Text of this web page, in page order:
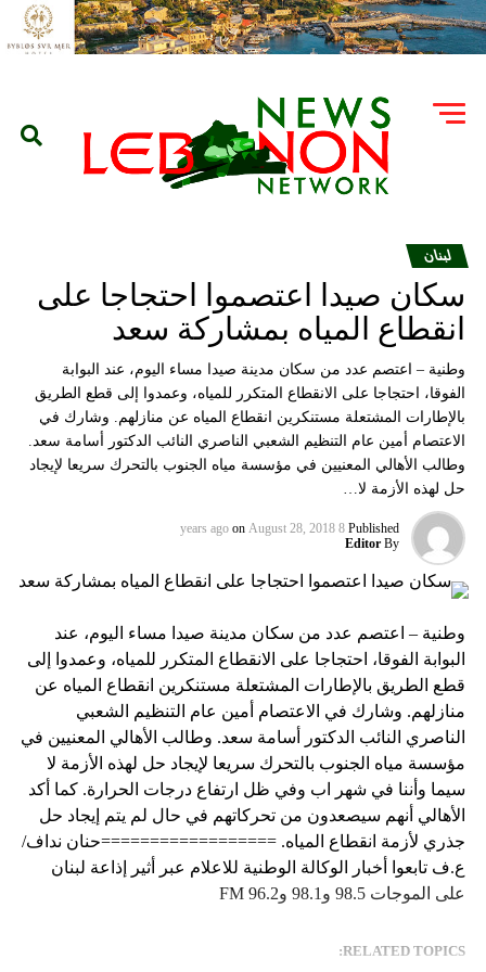
لبنان
سكان صيدا اعتصموا احتجاجا على
انقطاع المياه بمشاركة سعد
وطنية – اعتصم عدد من سكان مدينة صيدا مساء اليوم، عند البوابة
الفوقا، احتجاجا على الانقطاع المتكرر للمياه، وعمدوا إلى قطع الطريق
بالإطارات المشتعلة مستنكرين انقطاع المياه عن منازلهم. وشارك في
الاعتصام أمين عام التنظيم الشعبي الناصري النائب الدكتور أسامة سعد.
وطالب الأهالي المعنيين في مؤسسة مياه الجنوب بالتحرك سريعا لإيجاد
حل لهذه الأزمة لا…
Published
8 years ago
on August 28, 2018
By
Editor
وطنية – اعتصم عدد من سكان مدينة صيدا مساء اليوم، عند
البوابة الفوقا، احتجاجا على الانقطاع المتكرر للمياه، وعمدوا إلى
قطع الطريق بالإطارات المشتعلة مستنكرين انقطاع المياه عن
منازلهم. وشارك في الاعتصام أمين عام التنظيم الشعبي
الناصري النائب الدكتور أسامة سعد. وطالب الأهالي المعنيين في
مؤسسة مياه الجنوب بالتحرك سريعا لإيجاد حل لهذه الأزمة لا
سيما وأننا في شهر اب وفي ظل ارتفاع درجات الحرارة. كما أكد
الأهالي أنهم سيصعدون من تحركاتهم في حال لم يتم إيجاد حل
جذري لأزمة انقطاع المياه. ==================حنان نداف/
ع.ف تابعوا أخبار الوكالة الوطنية للاعلام عبر أثير إذاعة لبنان
على الموجات 98.5 و98.1 و96.2 FM
RELATED TOPICS: